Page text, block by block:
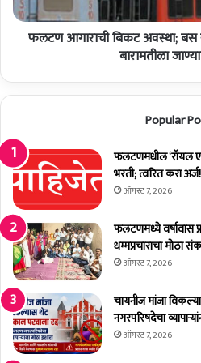
बि
व
ब
स
ख
टा
रा
,
अ
धि
का
री
-
क
र्म
फलटण आगाराची बिकट अवस्था; बस
बारामतीला
Popular
फलटणमधील ‘रॉयल
भरती; त्वरित करा अर्ज!
ऑगस्ट 7, 2026
फलटणमध्ये वर्षावास
धम्मप्रचाराचा मोठा
ऑगस्ट 7, 2026
चायनीज मांजा
नगरपरिषदेचा
ऑगस्ट 7, 2026